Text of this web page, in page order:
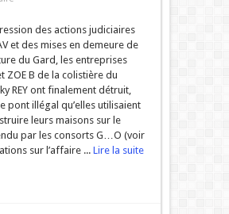
des actions judiciaires
et des mises en demeure de
du Gard, les entreprises
ZOE B de la colistière du
REY ont finalement détruit,
pont illégal qu’elles utilisaient
leurs maisons sur le
par les consorts G…O (voir
sur l’affaire ... Lire la suite